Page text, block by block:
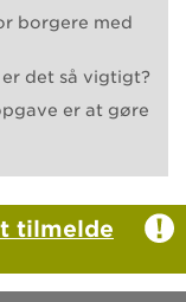
borgere med
det så vigtigt?
er at gøre
tilmelde